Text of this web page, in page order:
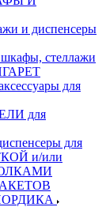
и диспенсеры
стеллажи
для
для
для
и/или